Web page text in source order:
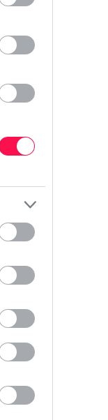
A hagyma szinte minden
mégis sokan
minden
hagymafajták íze, állaga,
KERTTIPPEK
Cukkini virágzik, de
a termés
A cukkini az egyik
legbőtermőbb kerti
között akár néhány
friss termést, ezért
növény...
egészséges a növény
Július a paradicsom
növények ekkorra már
virágoznak,
a zöld, majd érni kezdő
vessünk
ősszel is
Júliusban már javában
szedhető az
az első ágyások a korai
saláta vagy a fokhagyma
a cseresznye: 7